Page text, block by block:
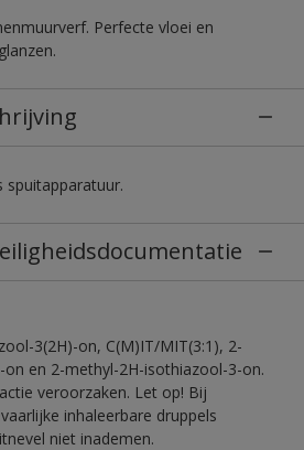
Perfecte vloei en
spuitapparatuur.
3(2H)-on, C(M)IT/MIT(3:1), 2-
en 2-methyl-2H-isothiazool-3-on.
veroorzaken. Let op! Bij
inhaleerbare druppels
niet inademen.